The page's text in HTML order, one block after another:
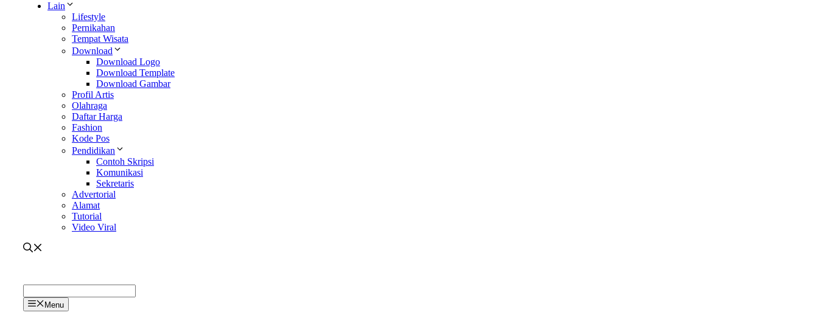
Lain
Lifestyle
Pernikahan
Tempat Wisata
Download
Download Logo
Download Template
Download Gambar
Profil Artis
Olahraga
Daftar Harga
Fashion
Kode Pos
Pendidikan
Contoh Skripsi
Komunikasi
Sekretaris
Advertorial
Alamat
Tutorial
Video Viral
Menu